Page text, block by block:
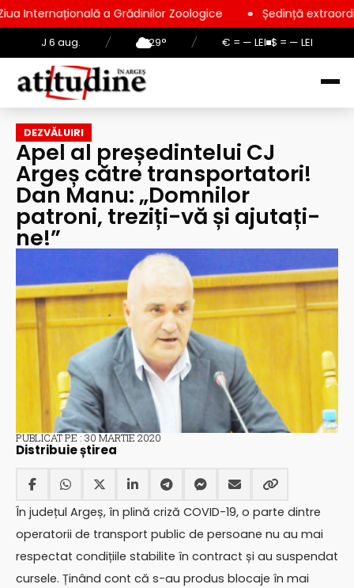
J 6 aug. / 29° / € = — LEI $ = — LEI
a Grădinilor Zoologice Ședință extraordinară la
DEZVĂLUIRI
Apel al președintelui CJ
Argeș către transportatori!
Dan Manu: „Domnilor
patroni, treziți-vă și ajutați-
ne!”
PUBLICAT PE : 30 MARTIE 2020
Distribuie știrea
În județul Argeș, în plină criză COVID-19, o parte dintre
operatorii de transport public de persoane nu au mai
respectat condițiile stabilite în contract și au suspendat
cursele. Ținând cont că s-au produs blocaje în mai